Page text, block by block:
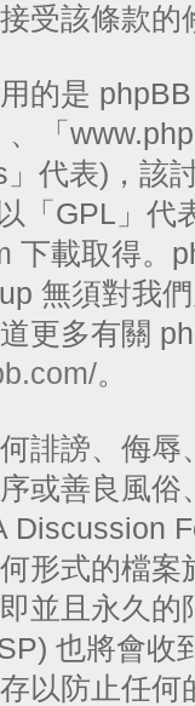
受該條款的
的是
、「
」代表)，該
「GPL」代
下載取得。
無須對我
更多有關
。
誹謗、侮
或善良風
Discussion
形式的檔
並且永久
也將會收
以防止任